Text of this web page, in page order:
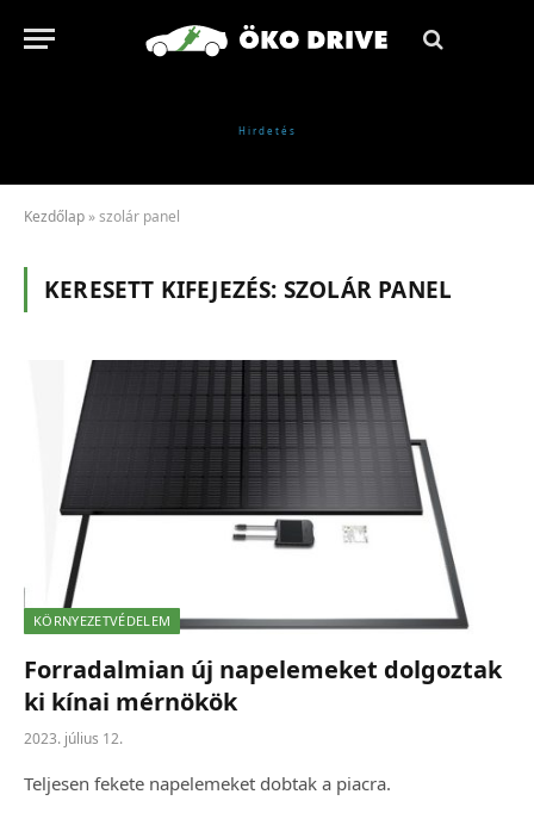
Kezdőlap »szolár panel
KERESETT KIFEJEZÉS: SZOLÁR PANEL
KÖRNYEZETVÉDELEM
Forradalmian új napelemeket dolgoztak
ki kínai mérnökök
2023. július 12.
Teljesen fekete napelemeket dobtak a piacra.